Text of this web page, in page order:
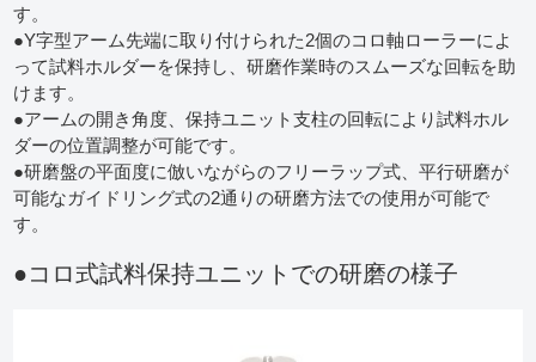
す。
●Y字型アーム先端に取り付けられた2個のコロ軸ローラーによ
って試料ホルダーを保持し、研磨作業時のスムーズな回転を助
けます。
●アームの開き角度、保持ユニット支柱の回転により試料ホル
ダーの位置調整が可能です。
●研磨盤の平面度に倣いながらのフリーラップ式、平行研磨が
可能なガイドリング式の2通りの研磨方法での使用が可能で
す。
●コロ式試料保持ユニットでの研磨の様子